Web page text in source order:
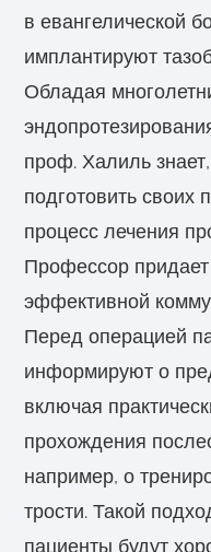
в евангелической
имплантируют
Обладая
проф. Халиль
подготовить своих
процесс лечения
Профессор
эффективной
Перед операцией
информируют о
включая
прохождения
например, о
трости. Такой
пациенты будут